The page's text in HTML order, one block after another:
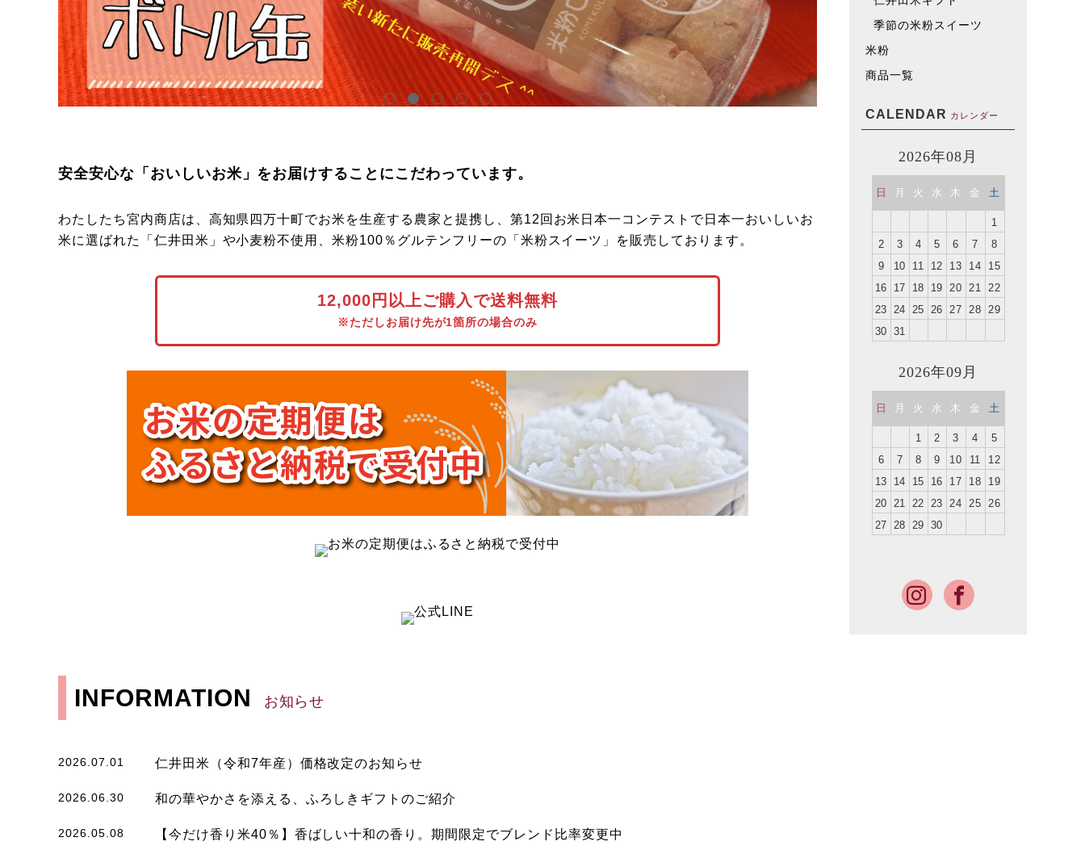
安全安心な「おいしいお米」をお届けすることにこだわっています。
わたしたち宮内商店は、高知県四万十町でお米を生産する農家と提携し、第12回お米日本一コンテストで日本一おいしいお
米に選ばれた「仁井田米」や小麦粉不使用、米粉100％グルテンフリーの「米粉スイーツ」を販売しております。
12,000円以上ご購入で送料無料
※ただしお届け先が1箇所の場合のみ
INFORMATION お知らせ
2026.07.01 仁井田米（令和7年産）価格改定のお知らせ
2026.06.30 和の華やかさを添える、ふろしきギフトのご紹介
2026.05.08 【今だけ香り米40％】香ばしい十和の香り。期間限定でブレンド比率変更中
季節の米粉スイーツ
米粉
商品一覧
CALENDAR カレンダー
2026年08月
日 月 火 水 木 金 土
1
2
3 4 5 6 7
8
9
10 11 12 13 14
15
16
17 18 19 20 21
22
23 24 25 26 27 28
29
30 31
2026年09月
日 月 火 水 木 金 土
1 2 3 4
5
6
7 8 9 10 11
12
13
14 15 16 17 18
19
20 21 22 23 24 25
26
27 28 29 30